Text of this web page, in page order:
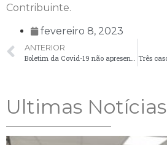
Contribuinte.
fevereiro 8, 2023
ANTERIOR
Boletim da Covid-19 não apresenta casos em Palmeira nesta quarta-feira (8)
Ultimas Notícias